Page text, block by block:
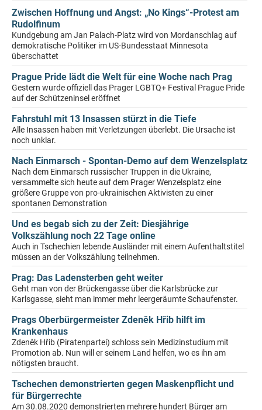
Zwischen Hoffnung und Angst: „No Kings“-Protest am
Rudolfinum
Kundgebung am Jan Palach-Platz wird von Mordanschlag auf
demokratische Politiker im US-Bundesstaat Minnesota
überschattet
Prague Pride lädt die Welt für eine Woche nach Prag
Gestern wurde offiziell das Prager LGBTQ+ Festival Prague Pride
auf der Schützeninsel eröffnet
Fahrstuhl mit 13 Insassen stürzt in die Tiefe
Alle Insassen haben mit Verletzungen überlebt. Die Ursache ist
noch unklar.
Nach Einmarsch - Spontan-Demo auf dem Wenzelsplatz
Nach dem Einmarsch russischer Truppen in die Ukraine,
versammelte sich heute auf dem Prager Wenzelsplatz eine
größere Gruppe von pro-ukrainischen Aktivisten zu einer
spontanen Demonstration
Und es begab sich zu der Zeit: Diesjährige
Volkszählung noch 22 Tage online
Auch in Tschechien lebende Ausländer mit einem Aufenthaltstitel
müssen an der Volkszählung teilnehmen.
Prag: Das Ladensterben geht weiter
Geht man von der Brückengasse über die Karlsbrücke zur
Karlsgasse, sieht man immer mehr leergeräumte Schaufenster.
Prags Oberbürgermeister Zdeněk Hřib hilft im
Krankenhaus
Zdeněk Hřib (Piratenpartei) schloss sein Medizinstudium mit
Promotion ab. Nun will er seinem Land helfen, wo es ihn am
nötigsten braucht.
Tschechen demonstrierten gegen Maskenpflicht und
für Bürgerrechte
Am 30.08.2020 demonstrierten mehrere hundert Bürger am